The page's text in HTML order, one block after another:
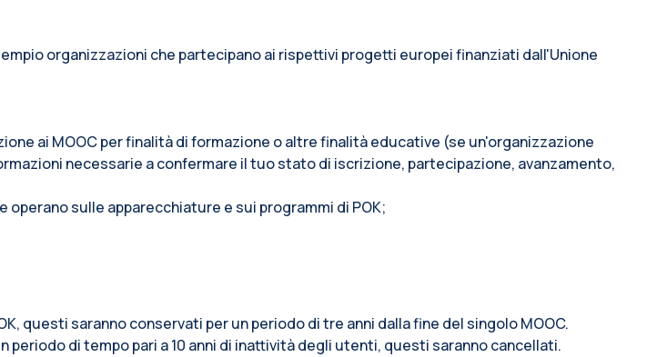
organizzazioni che partecipano ai rispettivi progetti europei finanziati dall'Unione
ai MOOC per finalità di formazione o altre finalità educative (se un'organizzazione
necessarie a confermare il tuo stato di iscrizione, partecipazione, avanzamento,
sulle apparecchiature e sui programmi di POK;
questi saranno conservati per un periodo di tre anni dalla fine del singolo MOOC.
di tempo pari a 10 anni di inattività degli utenti, questi saranno cancellati.